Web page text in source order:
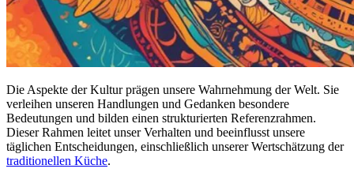
Die Aspekte der Kultur prägen unsere Wahrnehmung der Welt. Sie
verleihen unseren Handlungen und Gedanken besondere
Bedeutungen und bilden einen strukturierten Referenzrahmen.
Dieser Rahmen leitet unser Verhalten und beeinflusst unsere
täglichen Entscheidungen, einschließlich unserer Wertschätzung der
traditionellen Küche.